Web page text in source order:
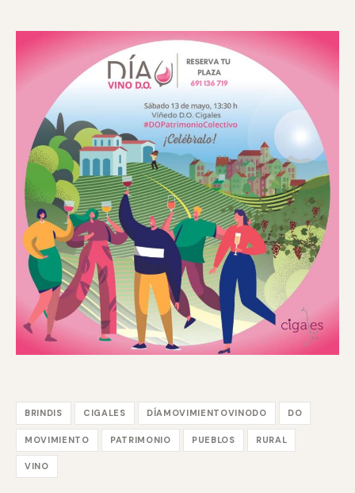
BRINDIS CIGALES DÍAMOVIMIENTOVINODO DO
MOVIMIENTO PATRIMONIO PUEBLOS RURAL
VINO